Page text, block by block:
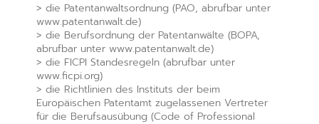
> die Patentanwaltsordnung (PAO, abrufbar unter
www.patentanwalt.de)
> die Berufsordnung der Patentanwälte (BOPA,
abrufbar unter www.patentanwalt.de)
> die FICPI Standesregeln (abrufbar unter
www.ficpi.org)
> die Richtlinien des Instituts der beim
Europäischen Patentamt zugelassenen Vertreter
für die Berufsausübung (Code of Professional